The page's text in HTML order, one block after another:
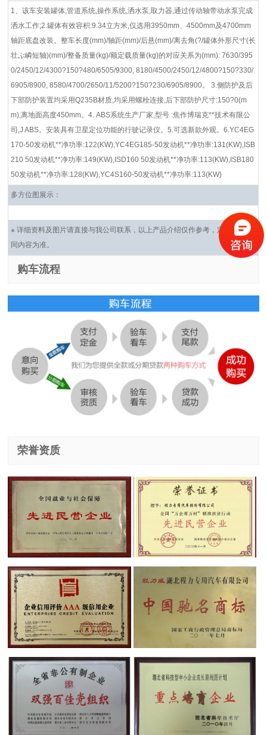
1、该车安装罐体,管道系统,操作系统,洒水泵,取力器,通过传动轴带动水泵完成
洒水工作;2.罐体有效容积:9.34立方米,仅选用3950mm、4500mm及4700mm
轴距底盘改装。整车长度(mm)/轴距(mm)/后悬(mm)/离去角(?/罐体外形尺寸(长
壮ぶ嶙短轴)(mm)/整备质量(kg)/额定载质量(kg)的对应关系为(mm): 7630/395
0/2450/12/4300?150?480/6505/9300, 8180/4500/2450/12/4800?150?330/
6905/8900, 8580/4700/2650/11/5200?150?230/6905/8900。 3.侧防护及后
下部防护装置均采用Q235B材质,均采用螺栓连接,后下部防护尺寸:150?0(m
m),离地面高度450mm。4. ABS系统生产厂家,型号 :焦作博瑞克**技术有限公
司,J ABS。安装具有卫星定位功能的行驶记录仪。5.可选新款外观。6.YC4EG
170-50发动机**净功率:122(KW),YC4EG185-50发动机**净功率:131(KW),ISB
210 50发动机**净功率:149(KW),ISD160 50发动机**净功率:113(KW),ISB180
50发动机**净功率:128(KW),YC4S160-50发动机**净功率:113(KW)
多方位图展示：
※ 详细资料及图片请直接与我公司联系，以上产品介绍仅作参考，定车请以合
同内容为准。
购车流程
荣誉资质